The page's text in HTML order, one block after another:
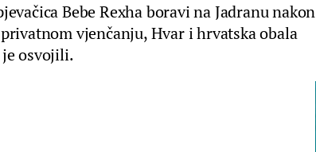
Bebe Rexha boravi na Jadranu nakon
vjenčanju, Hvar i hrvatska obala
osvojili.